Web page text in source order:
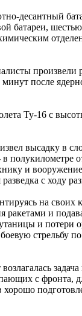
десантный
батареи,
произвели
после
Ту-16 с
высадку в
полукилометре
и
с ходу
на своих
ракетами и
и потери
стрельбу
с фронта,
хорошо